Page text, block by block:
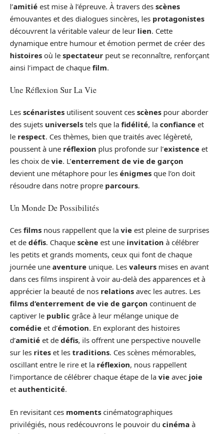
l’amitié est mise à l’épreuve. À travers des scènes
émouvantes et des dialogues sincères, les protagonistes
découvrent la véritable valeur de leur lien. Cette
dynamique entre humour et émotion permet de créer des
histoires où le spectateur peut se reconnaître, renforçant
ainsi l’impact de chaque film.
Une Réflexion Sur La Vie
Les scénaristes utilisent souvent ces scènes pour aborder
des sujets universels tels que la fidélité, la confiance et
le respect. Ces thèmes, bien que traités avec légèreté,
poussent à une réflexion plus profonde sur l’existence et
les choix de vie. L’enterrement de vie de garçon
devient une métaphore pour les énigmes que l’on doit
résoudre dans notre propre parcours.
Un Monde De Possibilités
Ces films nous rappellent que la vie est pleine de surprises
et de défis. Chaque scène est une invitation à célébrer
les petits et grands moments, ceux qui font de chaque
journée une aventure unique. Les valeurs mises en avant
dans ces films inspirent à voir au-delà des apparences et à
apprécier la beauté de nos relations avec les autres. Les
films d’enterrement de vie de garçon continuent de
captiver le public grâce à leur mélange unique de
comédie et d’émotion. En explorant des histoires
d’amitié et de défis, ils offrent une perspective nouvelle
sur les rites et les traditions. Ces scènes mémorables,
oscillant entre le rire et la réflexion, nous rappellent
l’importance de célébrer chaque étape de la vie avec joie
et authenticité.
En revisitant ces moments cinématographiques
privilégiés, nous redécouvrons le pouvoir du cinéma à